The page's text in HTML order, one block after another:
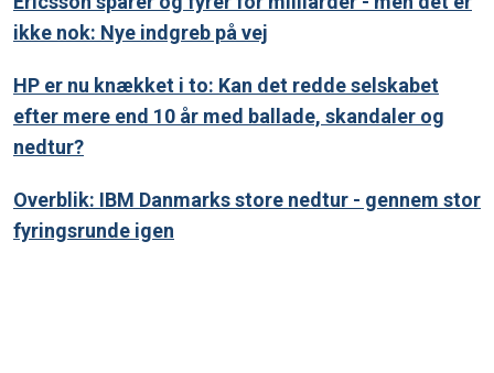
ikke nok: Nye indgreb på vej
HP er nu knækket i to: Kan det redde selskabet
efter mere end 10 år med ballade, skandaler og
nedtur?
Overblik: IBM Danmarks store nedtur - gennem stor
fyringsrunde igen